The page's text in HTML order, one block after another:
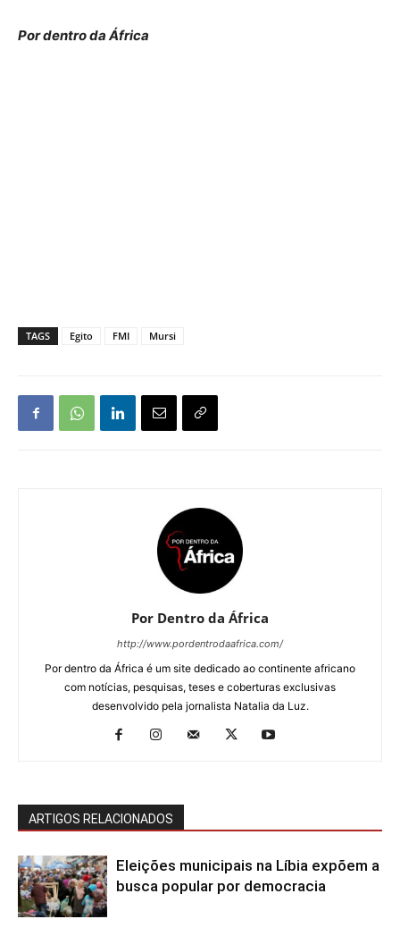
Por dentro da África
TAGS Egito FMI Mursi
Por Dentro da África
http://www.pordentrodaafrica.com/
Por dentro da África é um site dedicado ao continente africano
com notícias, pesquisas, teses e coberturas exclusivas
desenvolvido pela jornalista Natalia da Luz.
ARTIGOS RELACIONADOS
Eleições municipais na Líbia expõem a
busca popular por democracia